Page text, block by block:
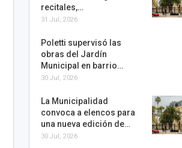
recitales,…
31 Jul, 2026
Poletti supervisó las
obras del Jardín
Municipal en barrio…
30 Jul, 2026
La Municipalidad
convoca a elencos para
una nueva edición de…
30 Jul, 2026